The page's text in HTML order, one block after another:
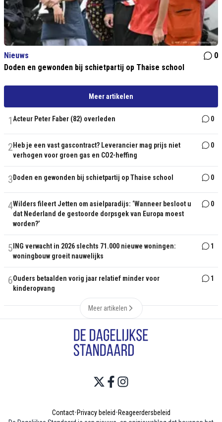
Nieuws
0
Doden en gewonden bij schietpartij op Thaise school
Meer artikelen
1Acteur Peter Faber (82) overleden 0
2 Heb je een vast gascontract? Leverancier mag prijs niet
verhogen voor groen gas en CO2-heffing
0
3 Doden en gewonden bij schietpartij op Thaise school 0
4Wilders fileert Jetten om asielparadijs: ‘Wanneer besloot u
dat Nederland de gestoorde dorpsgek van Europa moest
worden?’
0
5 ING verwacht in 2026 slechts 71.000 nieuwe woningen:
woningbouw groeit nauwelijks
1
6Ouders betaalden vorig jaar relatief minder voor
kinderopvang
1
Meer artikelen
Contact•Privacy beleid•Reageerdersbeleid